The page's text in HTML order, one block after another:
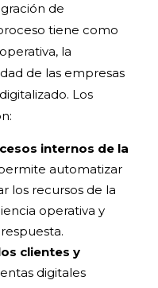
de
tiene como
la
de las empresas
Los
internos de la
automatizar
los recursos de la
operativa y
clientes y
digitales